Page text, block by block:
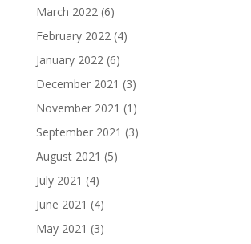
March 2022(6)
February 2022(4)
January 2022(6)
December 2021 (3)
November 2021 (1)
September 2021 (3)
August 2021 (5)
July 2021 (4)
June 2021 (4)
May 2021 (3)